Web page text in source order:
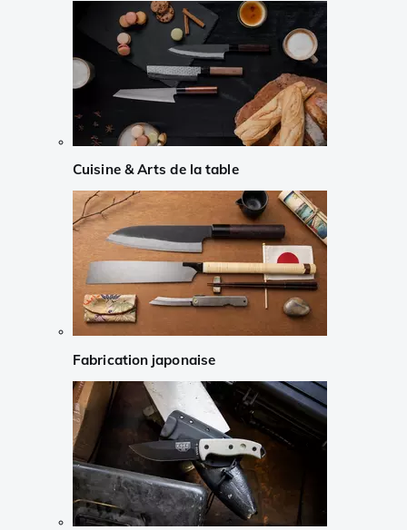
Cuisine & Arts de la table
Fabrication japonaise